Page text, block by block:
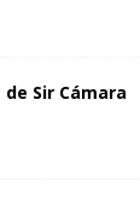
Sir Cámara